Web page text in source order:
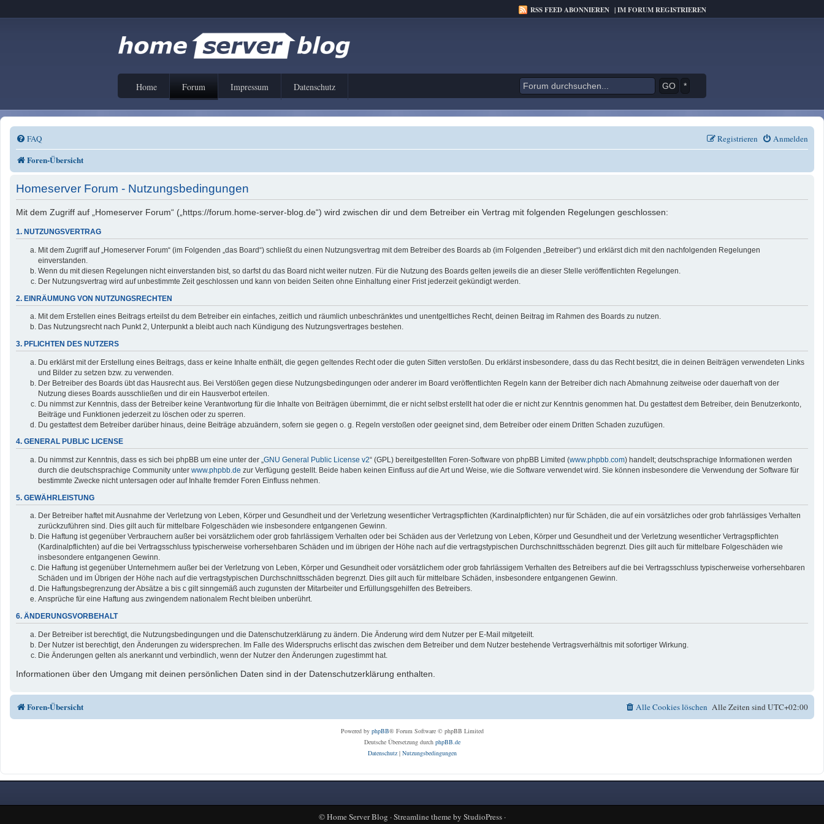
RSS FEED ABONNIEREN |IM FORUM REGISTRIEREN
Home Forum Impressum Datenschutz *
FAQ Anmelden
Registrieren
Foren-Übersicht
Homeserver Forum - Nutzungsbedingungen
Mit dem Zugriff auf „Homeserver Forum“ („https://forum.home-server-blog.de“) wird zwischen dir und dem Betreiber ein Vertrag mit folgenden Regelungen geschlossen:
1. NUTZUNGSVERTRAG
Mit dem Zugriff auf „Homeserver Forum“ (im Folgenden „das Board“) schließt du einen Nutzungsvertrag mit dem Betreiber des Boards ab (im Folgenden „Betreiber“) und erklärst dich mit den nachfolgenden Regelungen
einverstanden.
Wenn du mit diesen Regelungen nicht einverstanden bist, so darfst du das Board nicht weiter nutzen. Für die Nutzung des Boards gelten jeweils die an dieser Stelle veröffentlichten Regelungen.
Der Nutzungsvertrag wird auf unbestimmte Zeit geschlossen und kann von beiden Seiten ohne Einhaltung einer Frist jederzeit gekündigt werden.
2. EINRÄUMUNG VON NUTZUNGSRECHTEN
Mit dem Erstellen eines Beitrags erteilst du dem Betreiber ein einfaches, zeitlich und räumlich unbeschränktes und unentgeltliches Recht, deinen Beitrag im Rahmen des Boards zu nutzen.
Das Nutzungsrecht nach Punkt 2, Unterpunkt a bleibt auch nach Kündigung des Nutzungsvertrages bestehen.
3. PFLICHTEN DES NUTZERS
Du erklärst mit der Erstellung eines Beitrags, dass er keine Inhalte enthält, die gegen geltendes Recht oder die guten Sitten verstoßen. Du erklärst insbesondere, dass du das Recht besitzt, die in deinen Beiträgen verwendeten Links
und Bilder zu setzen bzw. zu verwenden.
Der Betreiber des Boards übt das Hausrecht aus. Bei Verstößen gegen diese Nutzungsbedingungen oder anderer im Board veröffentlichten Regeln kann der Betreiber dich nach Abmahnung zeitweise oder dauerhaft von der
Nutzung dieses Boards ausschließen und dir ein Hausverbot erteilen.
Du nimmst zur Kenntnis, dass der Betreiber keine Verantwortung für die Inhalte von Beiträgen übernimmt, die er nicht selbst erstellt hat oder die er nicht zur Kenntnis genommen hat. Du gestattest dem Betreiber, dein Benutzerkonto,
Beiträge und Funktionen jederzeit zu löschen oder zu sperren.
Du gestattest dem Betreiber darüber hinaus, deine Beiträge abzuändern, sofern sie gegen o. g. Regeln verstoßen oder geeignet sind, dem Betreiber oder einem Dritten Schaden zuzufügen.
4. GENERAL PUBLIC LICENSE
Du nimmst zur Kenntnis, dass es sich bei phpBB um eine unter der „GNU General Public License v2“ (GPL) bereitgestellten Foren-Software von phpBB Limited (www.phpbb.com) handelt; deutschsprachige Informationen werden
durch die deutschsprachige Community unter www.phpbb.de zur Verfügung gestellt. Beide haben keinen Einfluss auf die Art und Weise, wie die Software verwendet wird. Sie können insbesondere die Verwendung der Software für
bestimmte Zwecke nicht untersagen oder auf Inhalte fremder Foren Einfluss nehmen.
5. GEWÄHRLEISTUNG
Der Betreiber haftet mit Ausnahme der Verletzung von Leben, Körper und Gesundheit und der Verletzung wesentlicher Vertragspflichten (Kardinalpflichten) nur für Schäden, die auf ein vorsätzliches oder grob fahrlässiges Verhalten
zurückzuführen sind. Dies gilt auch für mittelbare Folgeschäden wie insbesondere entgangenen Gewinn.
Die Haftung ist gegenüber Verbrauchern außer bei vorsätzlichem oder grob fahrlässigem Verhalten oder bei Schäden aus der Verletzung von Leben, Körper und Gesundheit und der Verletzung wesentlicher Vertragspflichten
(Kardinalpflichten) auf die bei Vertragsschluss typischerweise vorhersehbaren Schäden und im übrigen der Höhe nach auf die vertragstypischen Durchschnittsschäden begrenzt. Dies gilt auch für mittelbare Folgeschäden wie
insbesondere entgangenen Gewinn.
Die Haftung ist gegenüber Unternehmern außer bei der Verletzung von Leben, Körper und Gesundheit oder vorsätzlichem oder grob fahrlässigem Verhalten des Betreibers auf die bei Vertragsschluss typischerweise vorhersehbaren
Schäden und im Übrigen der Höhe nach auf die vertragstypischen Durchschnittsschäden begrenzt. Dies gilt auch für mittelbare Schäden, insbesondere entgangenen Gewinn.
Die Haftungsbegrenzung der Absätze a bis c gilt sinngemäß auch zugunsten der Mitarbeiter und Erfüllungsgehilfen des Betreibers.
Ansprüche für eine Haftung aus zwingendem nationalem Recht bleiben unberührt.
6. ÄNDERUNGSVORBEHALT
Der Betreiber ist berechtigt, die Nutzungsbedingungen und die Datenschutzerklärung zu ändern. Die Änderung wird dem Nutzer per E-Mail mitgeteilt.
Der Nutzer ist berechtigt, den Änderungen zu widersprechen. Im Falle des Widerspruchs erlischt das zwischen dem Betreiber und dem Nutzer bestehende Vertragsverhältnis mit sofortiger Wirkung.
Die Änderungen gelten als anerkannt und verbindlich, wenn der Nutzer den Änderungen zugestimmt hat.
Informationen über den Umgang mit deinen persönlichen Daten sind in der Datenschutzerklärung enthalten.
Foren-Übersicht Alle Zeiten sindUTC+02:00
Alle Cookies löschen
Powered by phpBB® Forum Software © phpBB Limited
Deutsche Übersetzung durch phpBB.de
Datenschutz| Nutzungsbedingungen
©Home Server Blog ·Streamline themeby StudioPress·